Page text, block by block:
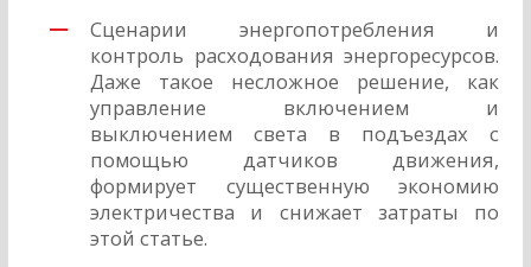
Сценарии энергопотребления и
контроль расходования энергоресурсов.
Даже такое несложное решение, как
управление включением и
выключением света в подъездах с
помощью датчиков движения,
формирует существенную экономию
электричества и снижает затраты по
этой статье.